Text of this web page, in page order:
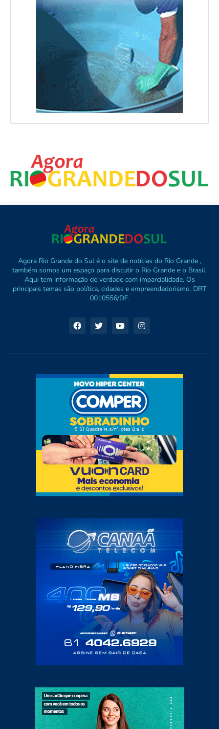
Agora Rio Grande do Sul é o site de notícias do Rio Grande ,
também somos um espaço para discutir o Rio Grande e o Brasil.
Aqui tem informação de verdade com imparcialidade. Os
principais temas são política, cidades e empreendedorismo. DRT
0010556/DF.